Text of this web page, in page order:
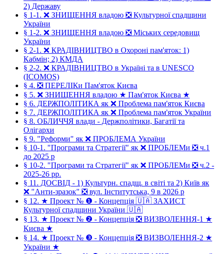
2) Державу
§ 1-1. ❌ ЗНИЩЕННЯ владою ❎ Культурної спадщини
України
§ 1-2. ❌ ЗНИЩЕННЯ владою ❎ Міських середовищ
України
§ 2-1. ❌ КРАДІВНИЦТВО в Охороні пам'яток: 1)
Кабмін; 2) КМДА
§ 2-2. ❌ КРАДІВНИЦТВО в Україні та в UNESCO
(ICOMOS)
§ 4. ❎ ПЕРЕЛІКи Пам'яток Києва
§ 5. ❌ ЗНИЩЕННЯ владою ★ Пам'яток Києва ★
§ 6. ДЕРЖПОЛІТИКА як ❌ Проблема пам'яток Києва
§ 7. ДЕРЖПОЛІТИКА як ❌ Проблема пам'яток України
§ 8. ОБЛИЧЧЯ влади - Держполітики, Багатії та
Олігархи
§ 9. "Реформи" як ❌ ПРОБЛЕМА України
§ 10-1. "Програми та Стратегії" як ❌ ПРОБЛЕМи ❎ ч.1
до 2025 р
§ 10-2. "Програми та Стратегії" як ❌ ПРОБЛЕМи ❎ ч.2 -
2025-26 рр.
§ 11. ДОСВІД - 1) Культурн. спадщ. в світі та 2) Київ як
❌ "Анти-зразок" ❎ вул. Інститутська, 9 в 2026 р
§ 12. ★ Проект № ❶ - Концепція 🇺🇦 ЗАХИСТ
Культурної спадщини України 🇺🇦
§ 13. ★ Проект № ❷ - Концепція ❎ ВИЗВОЛЕННЯ-1 ★
Києва ★
§ 14. ★ Проект № ❸ - Концепція ❎ ВИЗВОЛЕННЯ-2 ★
України ★